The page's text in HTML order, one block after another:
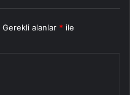
Gerekli alanlar * ile